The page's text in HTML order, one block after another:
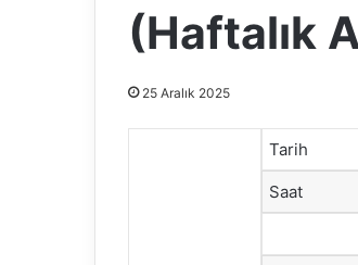
(Haftalık
25 Aralık 2025
Tarih
Saat